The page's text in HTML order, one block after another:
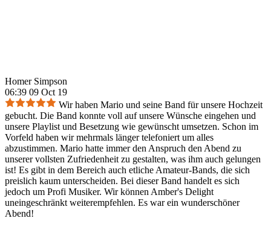
Homer Simpson
06:39 09 Oct 19
Wir haben Mario und seine Band für unsere Hochzeit
gebucht. Die Band konnte voll auf unsere Wünsche eingehen und
unsere Playlist und Besetzung wie gewünscht umsetzen. Schon im
Vorfeld haben wir mehrmals länger telefoniert um alles
abzustimmen. Mario hatte immer den Anspruch den Abend zu
unserer vollsten Zufriedenheit zu gestalten, was ihm auch gelungen
ist! Es gibt in dem Bereich auch etliche Amateur-Bands, die sich
preislich kaum unterscheiden. Bei dieser Band handelt es sich
jedoch um Profi Musiker. Wir können Amber's Delight
uneingeschränkt weiterempfehlen. Es war ein wunderschöner
Abend!